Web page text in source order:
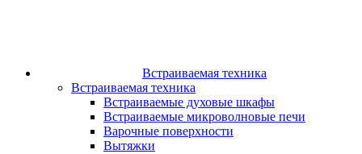
Встраиваемая техника
Встраиваемая техника
Встраиваемые духовые шкафы​
Встраиваемые микроволновые печи​
Варочные поверхности​
Вытяжки